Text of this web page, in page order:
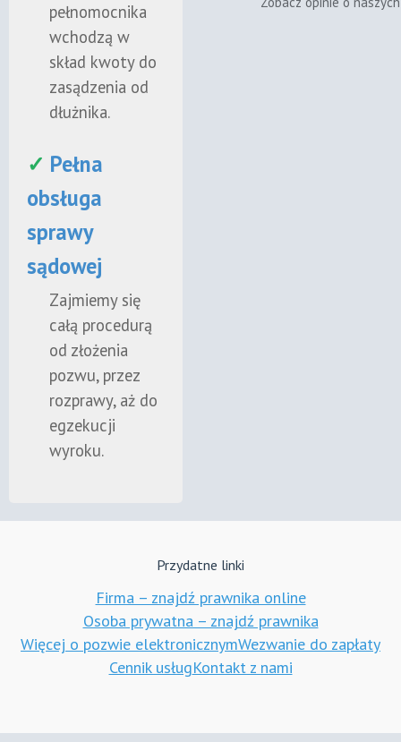
pełnomocnika
wchodzą w
skład kwoty do
zasądzenia od
dłużnika.
✓ Pełna
obsługa
sprawy
sądowej
Zajmiemy się
całą procedurą
od złożenia
pozwu, przez
rozprawy, aż do
egzekucji
wyroku.
Przydatne linki
Firma – znajdź prawnika online
Osoba prywatna – znajdź prawnika
Więcej o pozwie elektronicznymWezwanie do zapłaty
Cennik usługKontakt z nami